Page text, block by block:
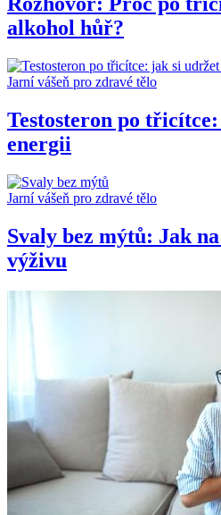
alkohol hůř?
Jarní vášeň pro zdravé tělo
Testosteron po
energii
Jarní vášeň pro zdravé tělo
Svaly bez mýtů: Jak
výživu